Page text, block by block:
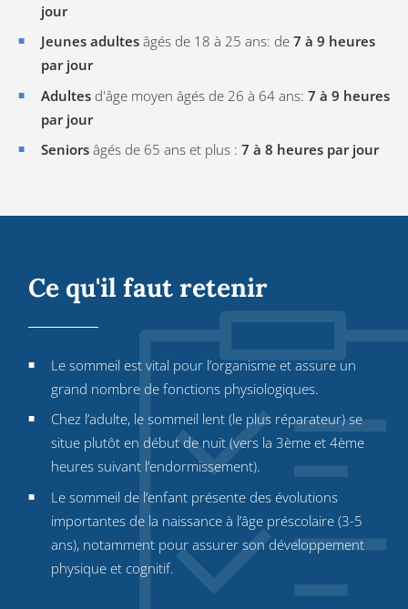
jour
Jeunes adultes âgés de 18 à 25 ans: de 7 à 9 heures
par jour
Adultes d'âge moyen âgés de 26 à 64 ans: 7 à 9 heures
par jour
Seniors âgés de 65 ans et plus : 7 à 8 heures par jour
Ce qu'il faut retenir
Le sommeil est vital pour l’organisme et assure un
grand nombre de fonctions physiologiques.
Chez l’adulte, le sommeil lent (le plus réparateur) se
situe plutôt en début de nuit (vers la 3ème et 4ème
heures suivant l’endormissement).
Le sommeil de l’enfant présente des évolutions
importantes de la naissance à l’âge préscolaire (3-5
ans), notamment pour assurer son développement
physique et cognitif.